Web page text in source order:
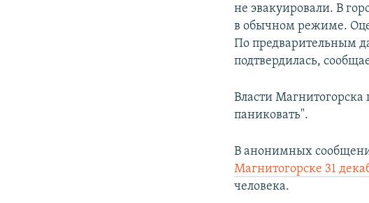
не эвакуировали. В
в обычном режиме.
По предварительным
подтвердилась,
Власти Магнитогорска
паниковать".
В анонимных
Магнитогорске 31
человека.